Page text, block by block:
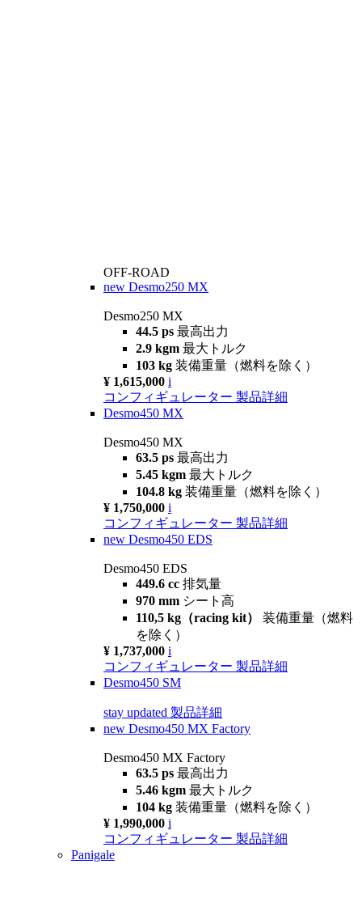
OFF-ROAD
new Desmo250 MX
Desmo250 MX
44.5 ps 最高出力
2.9 kgm 最大トルク
103 kg 装備重量（燃料を除く）
¥ 1,615,000 i
コンフィギュレーター 製品詳細
Desmo450 MX
Desmo450 MX
63.5 ps 最高出力
5.45 kgm 最大トルク
104.8 kg 装備重量（燃料を除く）
¥ 1,750,000 i
コンフィギュレーター 製品詳細
new Desmo450 EDS
Desmo450 EDS
449.6 cc 排気量
970 mm シート高
110,5 kg（racing kit） 装備重量（燃料
を除く）
¥ 1,737,000 i
コンフィギュレーター 製品詳細
Desmo450 SM
stay updated 製品詳細
new Desmo450 MX Factory
Desmo450 MX Factory
63.5 ps 最高出力
5.46 kgm 最大トルク
104 kg 装備重量（燃料を除く）
¥ 1,990,000 i
コンフィギュレーター 製品詳細
Panigale